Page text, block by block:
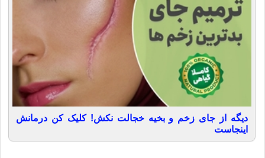
دیگه از جای زخم و بخیه خجالت نکش! کلیک کن درمانش
اینجاست